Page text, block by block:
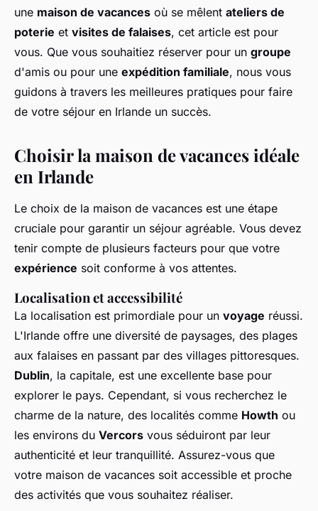
une maison de vacances où se mêlent ateliers de
poterie et visites de falaises, cet article est pour
vous. Que vous souhaitiez réserver pour un groupe
d'amis ou pour une expédition familiale, nous vous
guidons à travers les meilleures pratiques pour faire
de votre séjour en Irlande un succès.
Choisir la maison de vacances idéale
en Irlande
Le choix de la maison de vacances est une étape
cruciale pour garantir un séjour agréable. Vous devez
tenir compte de plusieurs facteurs pour que votre
expérience soit conforme à vos attentes.
Localisation et accessibilité
La localisation est primordiale pour un voyage réussi.
L'Irlande offre une diversité de paysages, des plages
aux falaises en passant par des villages pittoresques.
Dublin, la capitale, est une excellente base pour
explorer le pays. Cependant, si vous recherchez le
charme de la nature, des localités comme Howth ou
les environs du Vercors vous séduiront par leur
authenticité et leur tranquillité. Assurez-vous que
votre maison de vacances soit accessible et proche
des activités que vous souhaitez réaliser.